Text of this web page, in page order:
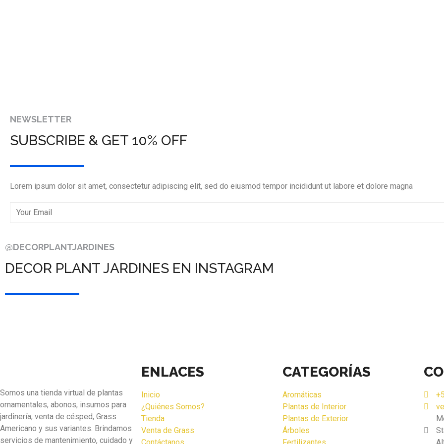
NEWSLETTER
SUBSCRIBE & GET 10% OFF
Lorem ipsum dolor sit amet, consectetur adipiscing elit, sed do eiusmod tempor incididunt ut labore et dolore magna
@DECORPLANTJARDINES
DECOR PLANT JARDINES EN INSTAGRAM
Somos una tienda virtual de plantas
ornamentales, abonos, insumos para
jardinería, venta de césped, Grass
Americano y sus variantes. Brindamos
servicios de mantenimiento, cuidado y
ENLACES
Inicio
¿Quiénes Somos?
Tienda
Venta de Grass
CATEGORÍAS
Aromáticas
Plantas de Interior
Plantas de Exterior
Árboles